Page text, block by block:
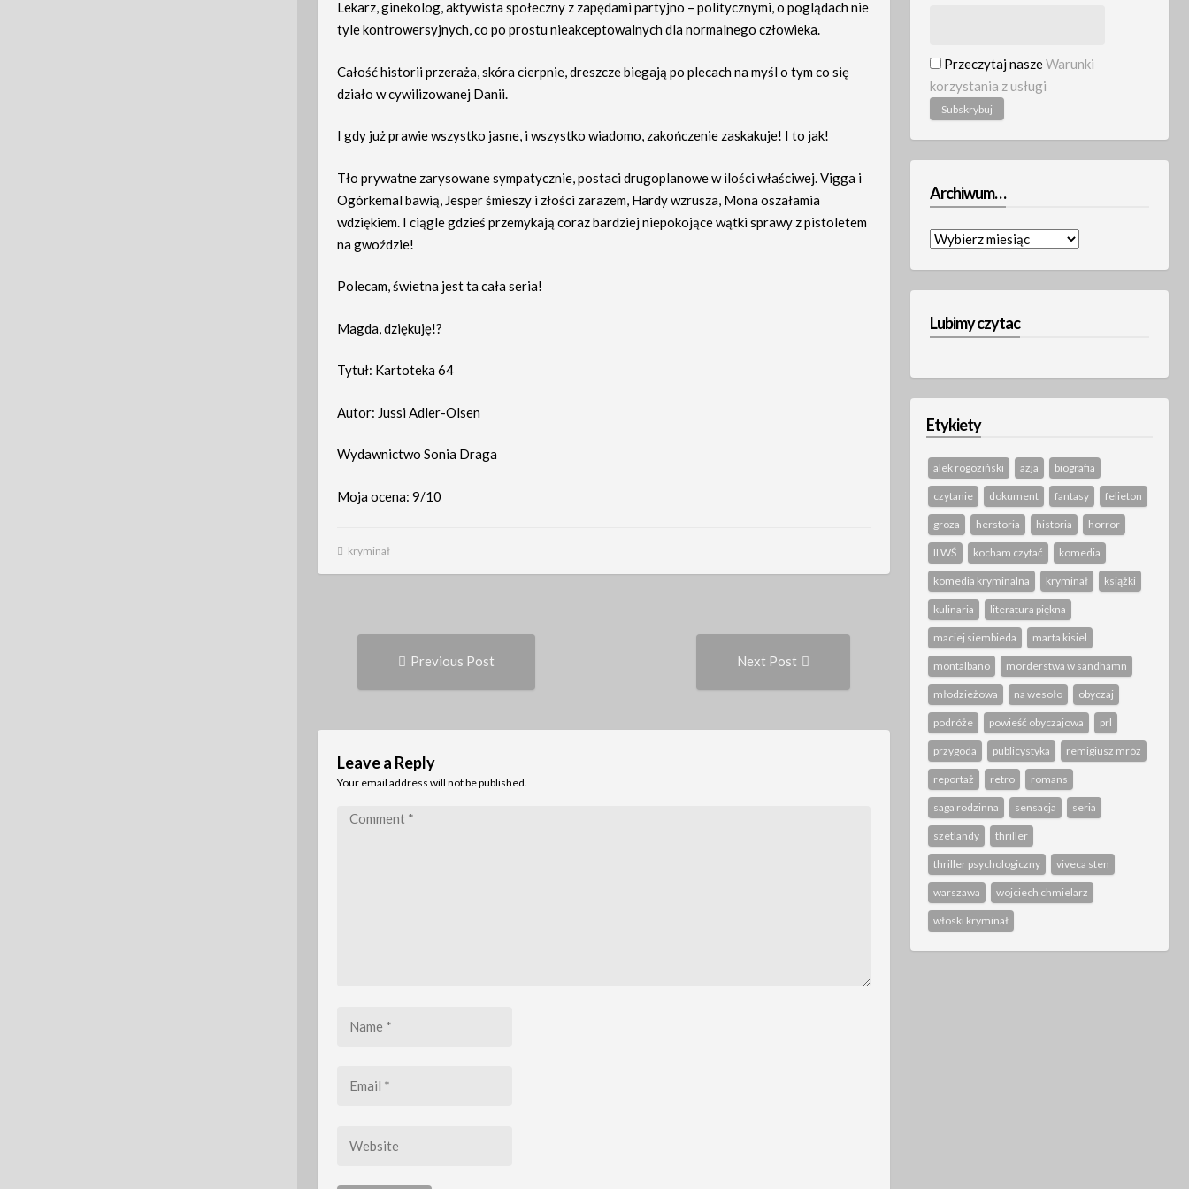
Lekarz, ginekolog, aktywista społeczny z zapędami partyjno – politycznymi, o poglądach nie
tyle kontrowersyjnych, co po prostu nieakceptowalnych dla normalnego człowieka.
Całość historii przeraża, skóra cierpnie, dreszcze biegają po plecach na myśl o tym co się
działo w cywilizowanej Danii.
I gdy już prawie wszystko jasne, i wszystko wiadomo, zakończenie zaskakuje! I to jak!
Tło prywatne zarysowane sympatycznie, postaci drugoplanowe w ilości właściwej. Vigga i
Ogórkemal bawią, Jesper śmieszy i złości zarazem, Hardy wzrusza, Mona oszałamia
wdziękiem. I ciągle gdzieś przemykają coraz bardziej niepokojące wątki sprawy z pistoletem
na gwoździe!
Polecam, świetna jest ta cała seria!
Magda, dziękuję!?
Tytuł: Kartoteka 64
Autor: Jussi Adler-Olsen
Wydawnictwo Sonia Draga
Moja ocena: 9/10
kryminał
Post
navigation
Previous Post Next Post
Leave a Reply
Your email address will not be published.
Comment
Przeczytaj naszeWarunki
korzystania z usługi
Archiwum…
Archiwum…
Lubimy czytac
Etykiety
alek rogoziński azja biografia
czytanie dokument fantasy felieton
groza herstoria historia horror
II WŚ kocham czytać komedia
komedia kryminalna kryminał książki
kulinaria literatura piękna
maciej siembieda marta kisiel
montalbano morderstwa w sandhamn
młodzieżowa na wesoło obyczaj
podróże powieść obyczajowa prl
przygoda publicystyka remigiusz mróz
reportaż retro romans
saga rodzinna sensacja seria
szetlandy thriller
thriller psychologiczny viveca sten
warszawa wojciech chmielarz
włoski kryminał